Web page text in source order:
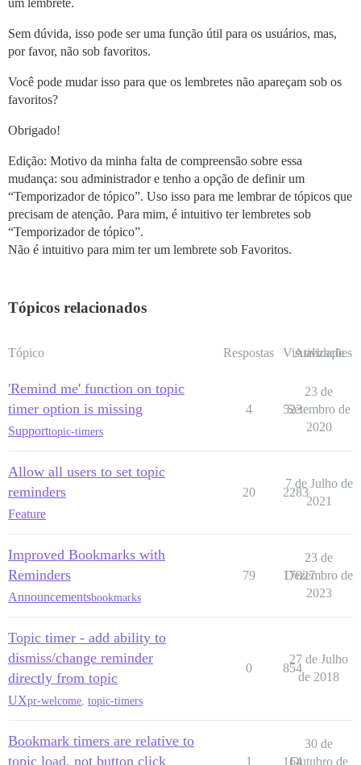
um lembrete.
Sem dúvida, isso pode ser uma função útil para os usuários, mas,
por favor, não sob favoritos.
Você pode mudar isso para que os lembretes não apareçam sob os
favoritos?
Obrigado!
Edição: Motivo da minha falta de compreensão sobre essa
mudança: sou administrador e tenho a opção de definir um
“Temporizador de tópico”. Uso isso para me lembrar de tópicos que
precisam de atenção. Para mim, é intuitivo ter lembretes sob
“Temporizador de tópico”.
Não é intuitivo para mim ter um lembrete sob Favoritos.
Tópicos relacionados
Tópico Respostas Visualizações
Atividade
'Remind me' function on topic
timer option is missing
Supporttopic-timers
4 523
23 de
Setembro de
2020
Allow all users to set topic
reminders
Feature
20 2283
7 de Julho de
2021
Improved Bookmarks with
Reminders
Announcementsbookmarks
79 17027
23 de
Dezembro de
2023
Topic timer - add ability to
dismiss/change reminder
directly from topic
UXpr-welcome topic-timers
0 854
27 de Julho
de 2018
Bookmark timers are relative to
topic load, not button click
1 164
30 de
Outubro de